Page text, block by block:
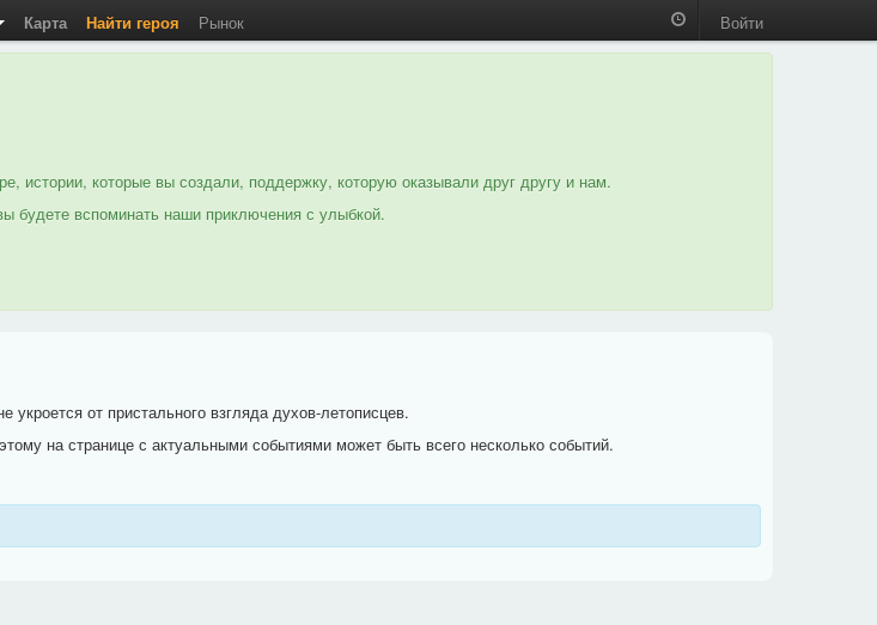
Карта Найти героя Рынок Войти
истории, которые вы создали, поддержку, которую оказывали друг другу и нам.
будете вспоминать наши приключения с улыбкой.
от пристального взгляда духов-летописцев.
на странице с актуальными событиями может быть всего несколько событий.